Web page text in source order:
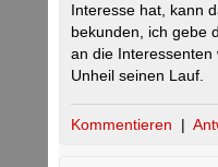
Interesse hat, kann
bekunden, ich gebe
an die Interessenten
Unheil seinen Lauf.
Kommentieren |